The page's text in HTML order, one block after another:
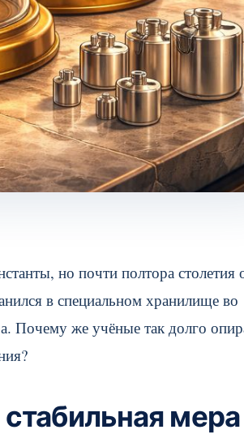
но почти полтора столетия
в специальном хранилище во
Почему же учёные так долго
мера